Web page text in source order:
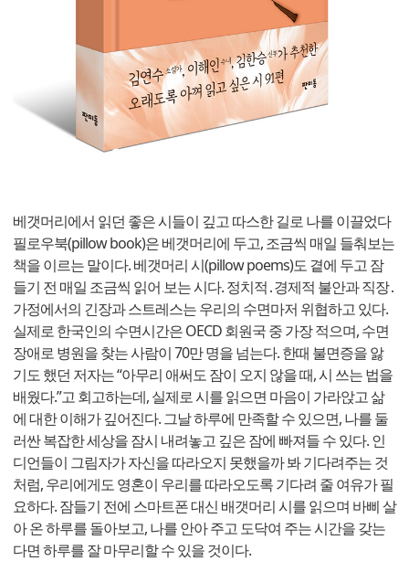
베갯머리에서 읽던 좋은 시들이 깊고 따스한 길로 나를 이끌었다
필로우북(pillow book)은 베갯머리에 두고, 조금씩 매일 들춰보는
책을 이르는 말이다. 베갯머리 시(pillow poems)도 곁에 두고 잠
들기 전 매일 조금씩 읽어 보는 시다. 정치적․경제적 불안과 직장․
가정에서의 긴장과 스트레스는 우리의 수면마저 위협하고 있다.
실제로 한국인의 수면시간은 OECD 회원국 중 가장 적으며, 수면
장애로 병원을 찾는 사람이 70만 명을 넘는다. 한때 불면증을 앓
기도 했던 저자는 “아무리 애써도 잠이 오지 않을 때, 시 쓰는 법을
배웠다.”고 회고하는데, 실제로 시를 읽으면 마음이 가라앉고 삶
에 대한 이해가 깊어진다. 그날 하루에 만족할 수 있으면, 나를 둘
러싼 복잡한 세상을 잠시 내려놓고 깊은 잠에 빠져들 수 있다. 인
디언들이 그림자가 자신을 따라오지 못했을까 봐 기다려주는 것
처럼, 우리에게도 영혼이 우리를 따라오도록 기다려 줄 여유가 필
요하다. 잠들기 전에 스마트폰 대신 배갯머리 시를 읽으며 바삐 살
아 온 하루를 돌아보고, 나를 안아 주고 도닥여 주는 시간을 갖는
다면 하루를 잘 마무리할 수 있을 것이다.